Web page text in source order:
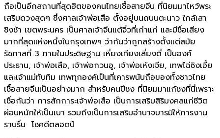
ถือเป็นอีกสถานที่สุดฮิตของคนไทยเชื้อสายจีน ที่นิยมมาไหว้พระ
เสริมดวงสุดๆ ซึ่งศาลเจ้าพ่อเสือ ตั้งอยู่บนถนนตะนาว ใกล้เสา
ชิงช้า เขตพระนคร เป็นศาลเจ้าจีนแต้จิ๋วที่เก่าแก่ และมีชื่อเสียง
มากที่สุดแห่งหนึ่งในกรุงเทพฯ ว่ากันว่าถูกสร้างตั้งแต่สมัย
รัชกาลที่ 3 ภายในประดิษฐาน เหี่ยงเทียงเสี่ยงตี่ เป็นองค์
ประธาน, เจ้าพ่อเสือ, เจ้าพ่อกวนอู, เจ้าพ่อเห้งเจีย, เทพไฉ่ซิงเอี้ย
และเจ้าแม่ทับทิม เทพทุกองค์เป็นที่เคารพนับถือของทั้งชาวไทย
เชื้อสายจีนเป็นอย่างมาก สำหรับคนปีชง ที่นิยมมาแก้ชงที่นี่เพราะ
เชื่อกันว่า การสักการะเจ้าพ่อเสือ เป็นการเสริมสิริมงคลแก่ชีวิต
ผ่อนหนักให้เป็นเบา รวมถึงเป็นการเสริมอำนาจบารมีให้การงาน
ราบรื่น โชคดีตลอดปี